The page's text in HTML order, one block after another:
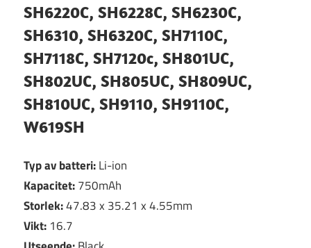
SH6220C, SH6228C, SH6230C,
SH6310, SH6320C, SH7110C,
SH7118C, SH7120c, SH801UC,
SH802UC, SH805UC, SH809UC,
SH810UC, SH9110, SH9110C,
W619SH
Typ av batteri:Li-ion
Kapacitet:750mAh
Storlek:47.83 x 35.21 x 4.55mm
Vikt: 16.7